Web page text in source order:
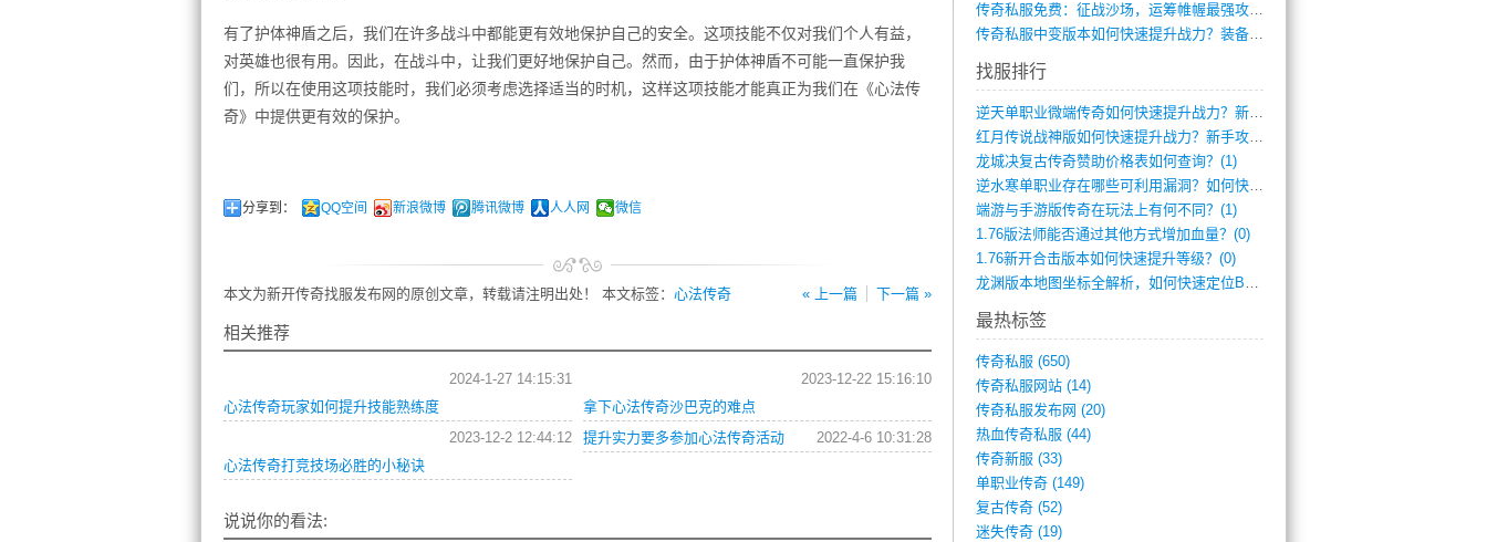
有了护体神盾之后，我们在许多战斗中都能更有效地保护自己的安全。这项技能不仅对我们个人有益，
对英雄也很有用。因此，在战斗中，让我们更好地保护自己。然而，由于护体神盾不可能一直保护我
们，所以在使用这项技能时，我们必须考虑选择适当的时机，这样这项技能才能真正为我们在《心法传
奇》中提供更有效的保护。
分享到： QQ空间 新浪微博 腾讯微博 人人网 微信
« 上一篇 下一篇 »
本文为新开传奇找服发布网的原创文章，转载请注明出处！ 本文标签： 心法传奇
相关推荐
2024-1-27 14:15:31
心法传奇玩家如何提升技能熟练度
2023-12-22 15:16:10
拿下心法传奇沙巴克的难点
2023-12-2 12:44:12
心法传奇打竞技场必胜的小秘诀
2022-4-6 10:31:28
提升实力要多参加心法传奇活动
说说你的看法:
传奇私服免费：征战沙场，运筹帷幄最强攻城(516)
传奇私服中变版本如何快速提升战力？装备强(1012)
找服排行
逆天单职业微端传奇如何快速提升战力？新手(2)
红月传说战神版如何快速提升战力？新手攻略(2)
龙城决复古传奇赞助价格表如何查询？(1)
逆水寒单职业存在哪些可利用漏洞？如何快速(1)
端游与手游版传奇在玩法上有何不同？(1)
1.76版法师能否通过其他方式增加血量？(0)
1.76新开合击版本如何快速提升等级？(0)
龙渊版本地图坐标全解析，如何快速定位BO(0)
最热标签
传奇私服 (650)
传奇私服网站 (14)
传奇私服发布网 (20)
热血传奇私服 (44)
传奇新服 (33)
单职业传奇 (149)
复古传奇 (52)
迷失传奇 (19)